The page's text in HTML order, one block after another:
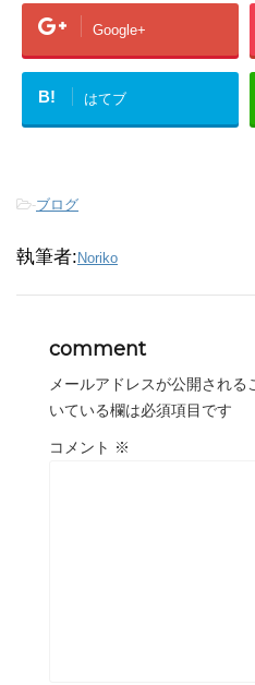
Google+
B! はてブ
-ブログ
執筆者: Noriko
comment
メールアドレスが公開される
いている欄は必須項目です
コメント ※